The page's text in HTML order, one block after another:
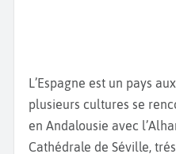
end à Palma de
musées, comme le
situé dans un palais
L’Espagne est un pays
plusieurs cultures se
en Andalousie avec
Cathédrale de Séville,